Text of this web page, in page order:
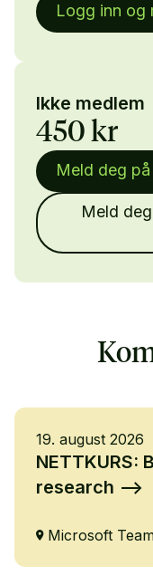
Logg inn og
Ikke medlem
450 kr
Meld deg
Meld
19. august 2026
NETTKURS:
research
Microsoft